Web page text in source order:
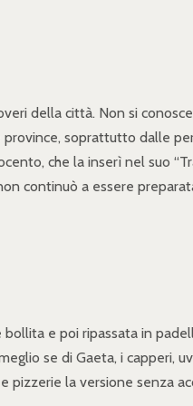
della città. Non si
soprattutto dalle
che la inserì nel suo
continuò a essere
e poi ripassata in
se di Gaeta, i capperi,
la versione senza